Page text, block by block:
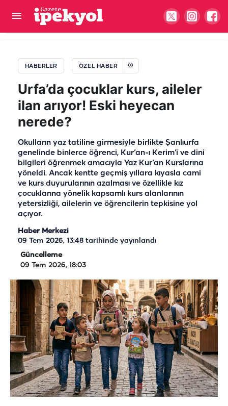
HABERLER ÖZEL HABER
Urfa’da çocuklar kurs, aileler
ilan arıyor! Eski heyecan
nerede?
Okulların yaz tatiline girmesiyle birlikte Şanlıurfa
genelinde binlerce öğrenci, Kur’an-ı Kerim’i ve dini
bilgileri öğrenmek amacıyla Yaz Kur’an Kurslarına
yöneldi. Ancak kentte geçmiş yıllara kıyasla cami
ve kurs duyurularının azalması ve özellikle kız
çocuklarına yönelik kapsamlı kurs alanlarının
yetersizliği, ailelerin ve öğrencilerin tepkisine yol
açıyor.
Haber Merkezi
09 Tem 2026, 13:48 tarihinde yayınlandı
Güncelleme
09 Tem 2026, 18:03
Şanlıurfa'da yokluk ne yaptırıyor: Rezilliğe 300